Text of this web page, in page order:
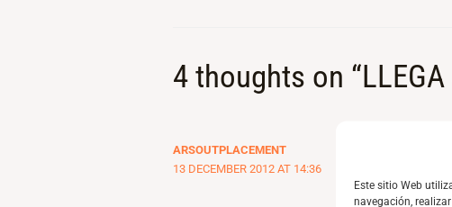
Este sitio Web
navegación,
4 thoughts on “LLEGA
ARSOUTPLACEMENT
13 DECEMBER 2012 AT 14:36